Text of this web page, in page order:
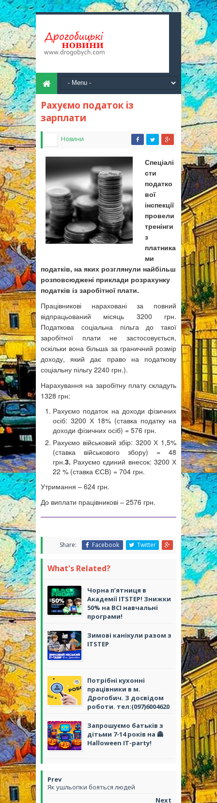
Рахуємо податок із
зарплати
Новини
Спеціалі
сти
податко
вої
інспекції
провели
тренінги
з
платника
ми
податків, на яких розглянули найбільш
розповсюджені приклади розрахунку
податків із заробітної плати.
Працівникові нараховані за повний
відпрацьований місяць 3200 грн.
Податкова соціальна пільга до такої
заробітної плати не застосовується,
оскільки вона більша за граничний розмір
доходу, який дає право на податкову
соціальну пільгу 2240 грн.).
Нарахування на заробітну плату складуть
1328 грн:
Рахуємо податок на доходи фізичних
осіб: 3200 Х 18% (ставка податку на
доходи фізичних осіб) = 576 грн.
Рахуємо військовий збір: 3200 Х 1,5%
(ставка військового збору) = 48
грн.3. Рахуємо єдиний внесок: 3200 Х
22 % (ставка ЄСВ) = 704 грн.
Утримання – 624 грн.
До виплати працівникові – 2576 грн.
Share: Facebook Twitter
What's Related?
Чорна п’ятниця в
Академії ITSTEP! Знижки
50% на ВСІ навчальні
програми!
Зимові канікули разом з
ІТSTEP
Потрібні кухонні
працівники в м.
Дрогобич. З досвідом
роботи. тел:(097)6004620
Запрошуємо батьків з
дітьми 7-14 років на 👻
Halloween IT-party!
Як ушльопки бояться людей